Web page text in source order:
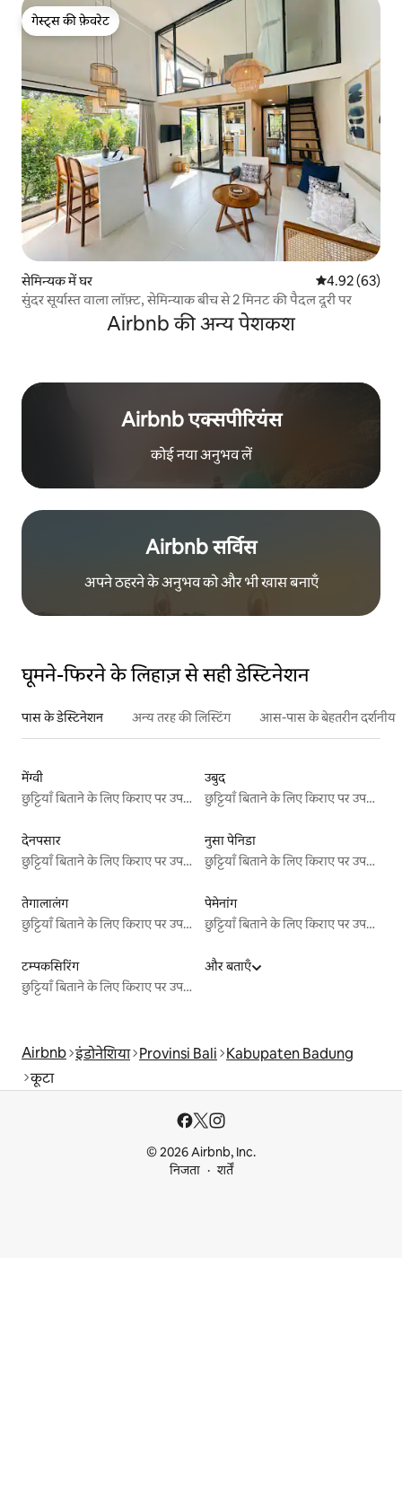
गेस्ट्स की फ़ेवरेट
गेस्ट्स की फ़ेवरेट
सेमिन्यक में घर औसत रेटिंग 5 में
4.92 (63)
सुंदर सूर्यास्त वाला लॉफ़्ट, सेमिन्याक बीच से 2 मिनट की पैदल दूरी पर
Airbnb की अन्य पेशकश
Airbnb एक्सपीरियंस
कोई नया अनुभव लें
Airbnb सर्विस
अपने ठहरने के अनुभव को और भी खास बनाएँ
घूमने-फिरने के लिहाज़ से सही डेस्टिनेशन
पास के डेस्टिनेशन अन्य तरह की लिस्टिंग आस-पास के बेहतरीन दर्शनीय
मेंग्वी
छुट्टियाँ बिताने के लिए किराए पर उपलब्ध जगहें
उबुद
छुट्टियाँ बिताने के लिए किराए पर उपलब्ध जगहें
देनपसार
छुट्टियाँ बिताने के लिए किराए पर उपलब्ध जगहें
नुसा पेनिडा
छुट्टियाँ बिताने के लिए किराए पर उपलब्ध जगहें
तेगालालंग
छुट्टियाँ बिताने के लिए किराए पर उपलब्ध जगहें
पेमेनांग
छुट्टियाँ बिताने के लिए किराए पर उपलब्ध जगहें
टम्पकसिरिंग
छुट्टियाँ बिताने के लिए किराए पर उपलब्ध जगहें
और बताएँ
Airbnb इंडोनेशिया Provinsi Bali Kabupaten Badung
कूटा
© 2026 Airbnb, Inc.
निजता
शर्तें